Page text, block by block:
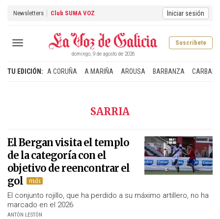
Newsletters Club SUMA VOZ Iniciar sesión
Toggle navigation
domingo, 9 de agosto de 2026
Suscríbete
TU EDICIÓN: A CORUÑA A MARIÑA AROUSA BARBANZA
SARRIA
El Bergan visita el templo
de la categoría con el
objetivo de reencontrar el
gol
El conjunto rojillo, que ha perdido a su máximo artillero, no ha
marcado en el 2026
ANTÓN LESTÓN